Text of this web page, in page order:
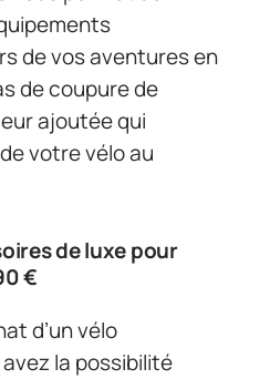
de vos aventures en
de coupure de
ajoutée qui
votre vélo au
de luxe pour
€
d’un vélo
la possibilité